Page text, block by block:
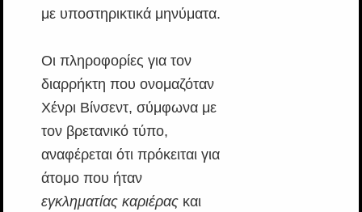
με υποστηρικτικά μηνύματα.
Οι πληροφορίες για τον
διαρρήκτη που ονομαζόταν
Χένρι Βίνσεντ, σύμφωνα με
τον βρετανικό τύπο,
αναφέρεται ότι πρόκειται για
άτομο που ήταν
εγκληματίας καριέραςκαι